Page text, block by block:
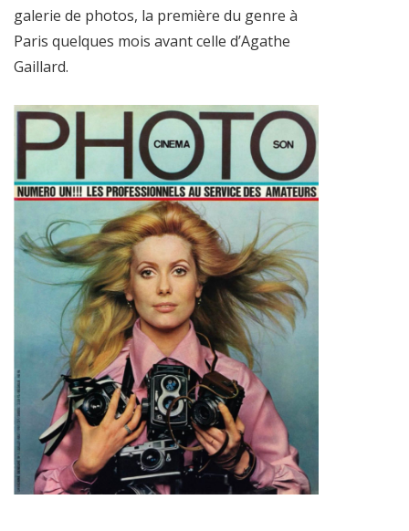
galerie de photos, la première du genre à
Paris quelques mois avant celle d’Agathe
Gaillard.